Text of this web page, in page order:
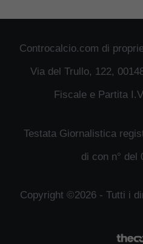
Controcalcio.com di
Via del Trullo, 122,
Fiscale e Partita
Testata Giornalistica
di con n° del
Copyright ©2026 - Tutti i